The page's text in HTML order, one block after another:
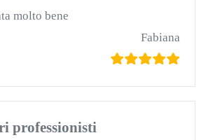
molto bene
Fabiana
professionisti